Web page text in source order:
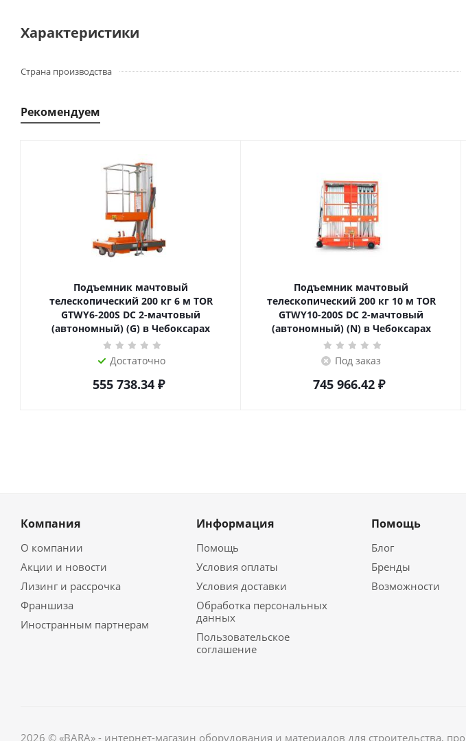
Характеристики
Страна производства
Рекомендуем
Подъемник мачтовый
телескопический 200 кг 6 м TOR
GTWY6-200S DC 2-мачтовый
(автономный) (G) в Чебоксарах
Достаточно
555 738.34₽
Подъемник мачтовый
телескопический 200 кг 10 м TOR
GTWY10-200S DC 2-мачтовый
(автономный) (N) в Чебоксарах
Под заказ
745 966.42₽
Компания
О компании
Акции и новости
Лизинг и рассрочка
Франшиза
Иностранным партнерам
Информация
Помощь
Условия оплаты
Условия доставки
Обработка персональных
данных
Пользовательское
соглашение
Помощь
Блог
Бренды
Возможности
2026 © «BARA» - интернет-магазин оборудования и материалов для строительства,